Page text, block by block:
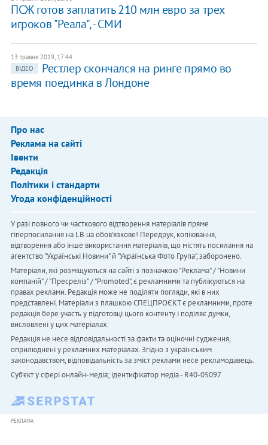
ПСЖ готов заплатить 210 млн евро за трех
игроков "Реала", - СМИ
13 травня 2019, 17:44
ВІДЕО
Рестлер скончался на ринге прямо во
время поединка в Лондоне
Про нас
Реклама на сайті
Івенти
Редакція
Політики і стандарти
Угода конфіденційності
У разі повного чи часткового відтворення матеріалів пряме
гіперпосилання на LB.ua обов'язкове! Передрук, копіювання,
відтворення або інше використання матеріалів, що містять посилання на
агентство "Українськi Новини" й "Українська Фото Група", заборонено.
Матеріали, які розміщуються на сайті з позначкою "Реклама" / "Новини
компаній" / "Пресреліз" / "Promoted", є рекламними та публікуються на
правах реклами. Редакція може не поділяти погляди, які в них
представлені. Матеріали з плашкою СПЕЦПРОЄКТ є рекламними, проте
редакція бере участь у підготовці цього контенту і поділяє думки,
висловлені у цих матеріалах.
Редакція не несе відповідальності за факти та оціночні судження,
оприлюднені у рекламних матеріалах. Згідно з українським
законодавством, відповідальність за зміст реклами несе рекламодавець.
Cуб'єкт у сфері онлайн-медіа; ідентифікатор медіа - R40-05097
РЕКЛАМА